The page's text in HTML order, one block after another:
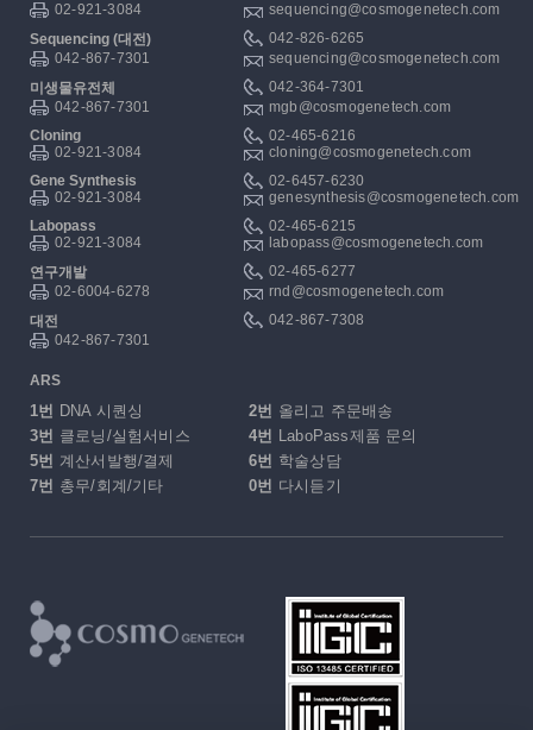
02-921-3084
sequencing@cosmogenetech.com
Sequencing (대전)
042-826-6265
042-867-7301
sequencing@cosmogenetech.com
미생물유전체
042-364-7301
042-867-7301
mgb@cosmogenetech.com
Cloning
02-465-6216
02-921-3084
cloning@cosmogenetech.com
Gene Synthesis
02-6457-6230
02-921-3084
genesynthesis@cosmogenetech.com
Labopass
02-465-6215
02-921-3084
labopass@cosmogenetech.com
연구개발
02-465-6277
02-6004-6278
rnd@cosmogenetech.com
대전
042-867-7308
042-867-7301
ARS
1번 DNA 시퀀싱 2번 올리고 주문배송
3번 클로닝/실험서비스 4번 LaboPass제품 문의
5번 계산서발행/결제 6번 학술상담
7번 총무/회계/기타 0번 다시듣기